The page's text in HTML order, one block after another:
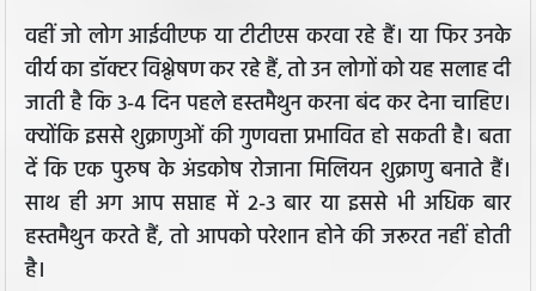
वहीं जो लोग आईवीएफ या टीटीएस करवा रहे हैं। या फिर उनके
वीर्य का डॉक्टर विश्लेषण कर रहे हैं, तो उन लोगों को यह सलाह दी
जाती है कि 3-4 दिन पहले हस्तमैथुन करना बंद कर देना चाहिए।
क्योंकि इससे शुक्राणुओं की गुणवत्ता प्रभावित हो सकती है। बता
दें कि एक पुरुष के अंडकोष रोजाना मिलियन शुक्राणु बनाते हैं।
साथ ही अग आप सप्ताह में 2-3 बार या इससे भी अधिक बार
हस्तमैथुन करते हैं, तो आपको परेशान होने की जरूरत नहीं होती
है।